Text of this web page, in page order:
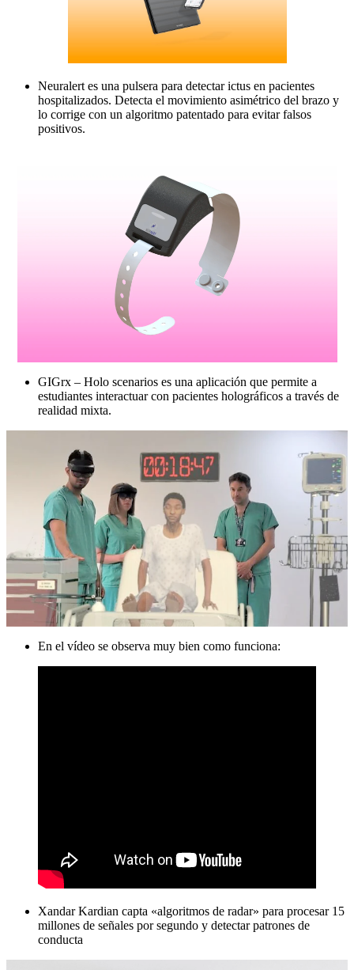
Neuralert es una pulsera para detectar ictus en pacientes
hospitalizados. Detecta el movimiento asimétrico del brazo y
lo corrige con un algoritmo patentado para evitar falsos
positivos.
GIGrx – Holo scenarios es una aplicación que permite a
estudiantes interactuar con pacientes holográficos a través de
realidad mixta.
En el vídeo se observa muy bien como funciona:
Xandar Kardian capta «algoritmos de radar» para procesar 15
millones de señales por segundo y detectar patrones de
conducta